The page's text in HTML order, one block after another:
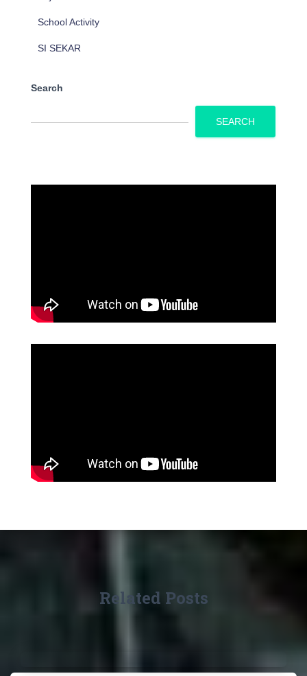
School Activity
SI SEKAR
Search
SEARCH
Related Posts